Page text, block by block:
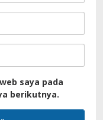
saya pada
berikutnya.